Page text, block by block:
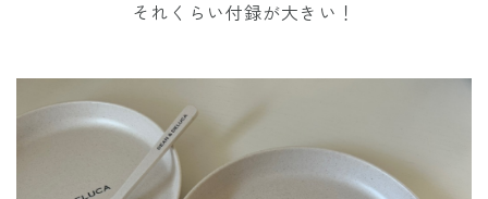
それくらい付録が大きい！